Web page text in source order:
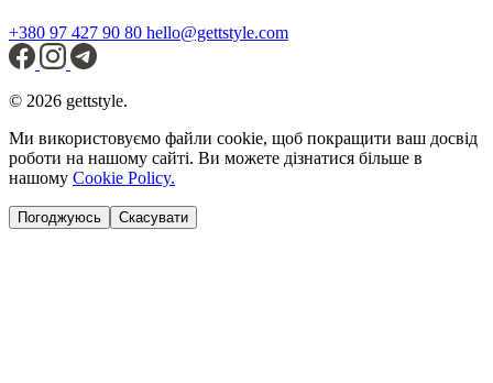
+380 97 427 90 80 hello@gettstyle.com
© 2026 gettstyle.
Ми використовуємо файли cookie, щоб покращити ваш досвід
роботи на нашому сайті. Ви можете дізнатися більше в
нашому Cookie Policy.
Погоджуюсь Скасувати